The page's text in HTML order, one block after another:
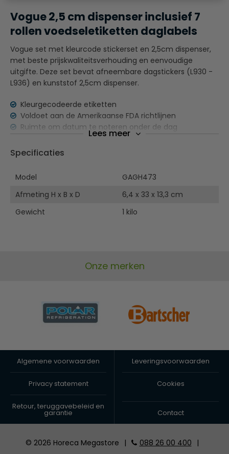
Vogue 2,5 cm dispenser inclusief 7
rollen voedseletiketten daglabels
Vogue set met kleurcode stickerset en 2,5cm dispenser,
met beste prijskwaliteitsverhouding en eenvoudige
uitgifte. Deze set bevat afneembare dagstickers (L930 -
L936) en kunststof 2,5cm dispenser.
Kleurgecodeerde etiketten
Voldoet aan de Amerikaanse FDA richtlijnen
Ruimte om datum te noteren onder de dag
Dagstickers per rol van 1000 stuks
Stickers laten eenvoudig los, zonder resten achter te
Lees meer
Specificaties
Model
GAGH473
Afmeting H x B x D
6,4 x 33 x 13,3 cm
Gewicht
1 kilo
Onze merken
Algemene voorwaarden Leveringsvoorwaarden
Privacy statement Cookies
Retour, teruggavebeleid en
garantie Contact
© 2026 Horeca Megastore | 088 26 00 400 |